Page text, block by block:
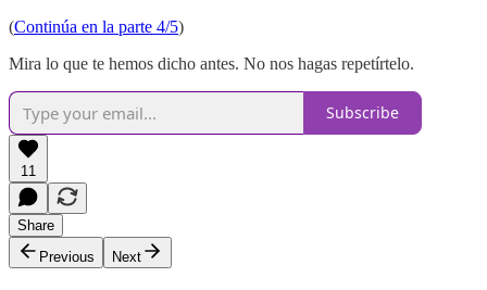
(Continúa en la parte 4/5)
Mira lo que te hemos dicho antes. No nos hagas repetírtelo.
Subscribe
11
Share
Previous
Next